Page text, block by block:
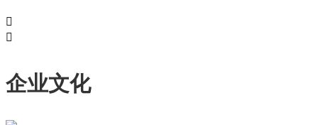


企业文化